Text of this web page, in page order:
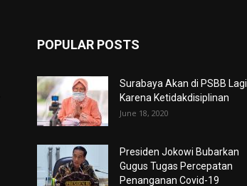
POPULAR POSTS
Surabaya Akan di PSBB Lagi
Karena Ketidakdisiplinan
June 18, 2020
Presiden Jokowi Bubarkan
Gugus Tugas Percepatan
Penanganan Covid-19